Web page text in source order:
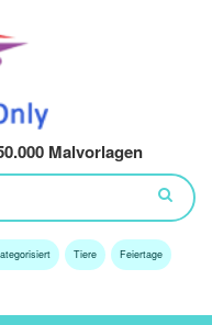
Malvorlagen
Tiere Feiertage